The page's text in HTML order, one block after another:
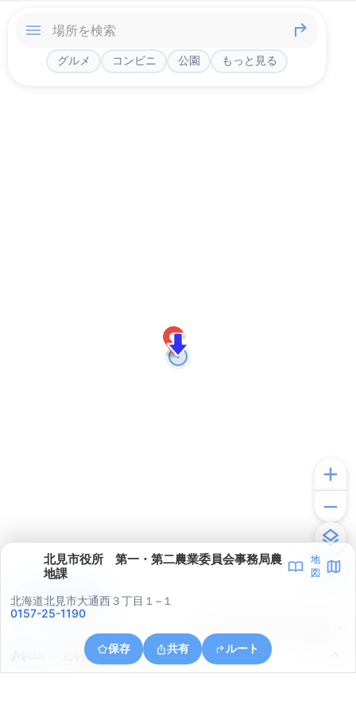
グルメ コンビニ 公園 もっと見る
北見市役所 第一・第二農業委員会事務局農
地課
地
図
北海道北見市大通西３丁目１−１
0157-25-1190
保存 共有 ルート
北海道北見市川東
アプリで見る